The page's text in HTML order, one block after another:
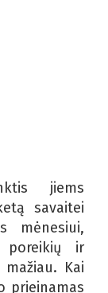
jiems
savaitei
mėnesiui,
poreikių ir
Kai
prieinamas